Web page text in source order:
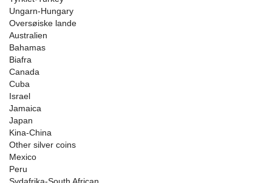
Ungarn-Hungary
Oversøiske lande
Australien
Bahamas
Biafra
Canada
Cuba
Israel
Jamaica
Japan
Kina-China
Other silver coins
Mexico
Peru